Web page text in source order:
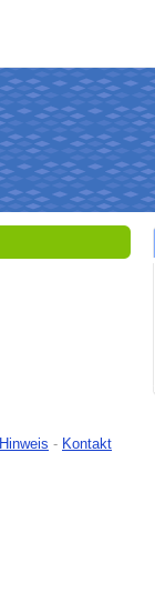
Hinweis - Kontakt